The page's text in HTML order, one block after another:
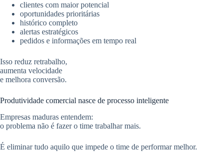
clientes com maior potencial
oportunidades prioritárias
histórico completo
alertas estratégicos
pedidos e informações em tempo real
Isso reduz retrabalho,
aumenta velocidade
e melhora conversão.
Produtividade comercial nasce de processo inteligente
Empresas maduras entendem:
o problema não é fazer o time trabalhar mais.
É eliminar tudo aquilo que impede o time de performar melhor.